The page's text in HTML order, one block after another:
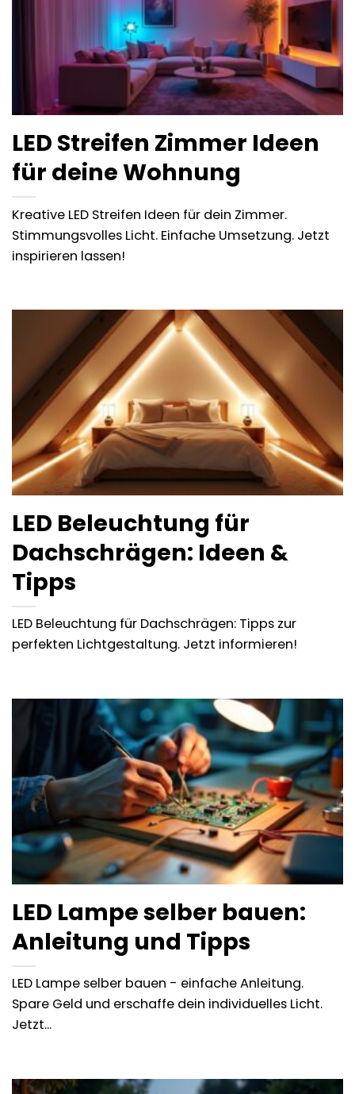
LED Streifen Zimmer Ideen
für deine Wohnung
Kreative LED Streifen Ideen für dein Zimmer.
Stimmungsvolles Licht. Einfache Umsetzung. Jetzt
inspirieren lassen!
LED Beleuchtung für
Dachschrägen: Ideen &
Tipps
LED Beleuchtung für Dachschrägen: Tipps zur
perfekten Lichtgestaltung. Jetzt informieren!
LED Lampe selber bauen:
Anleitung und Tipps
LED Lampe selber bauen - einfache Anleitung.
Spare Geld und erschaffe dein individuelles Licht.
Jetzt...